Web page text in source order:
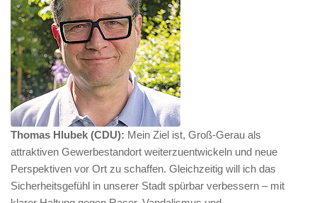
Thomas Hlubek (CDU): Mein Ziel ist, Groß-Gerau als
attraktiven Gewerbestandort weiterzuentwickeln und neue
Perspektiven vor Ort zu schaffen. Gleichzeitig will ich das
Sicherheitsgefühl in unserer Stadt spürbar verbessern – mit